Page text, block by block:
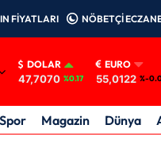
FİYATLARI NÖBETÇİ
DOLAR
47,7070 %0.17
EURO
55,0122 %-
Spor Magazin Dünya